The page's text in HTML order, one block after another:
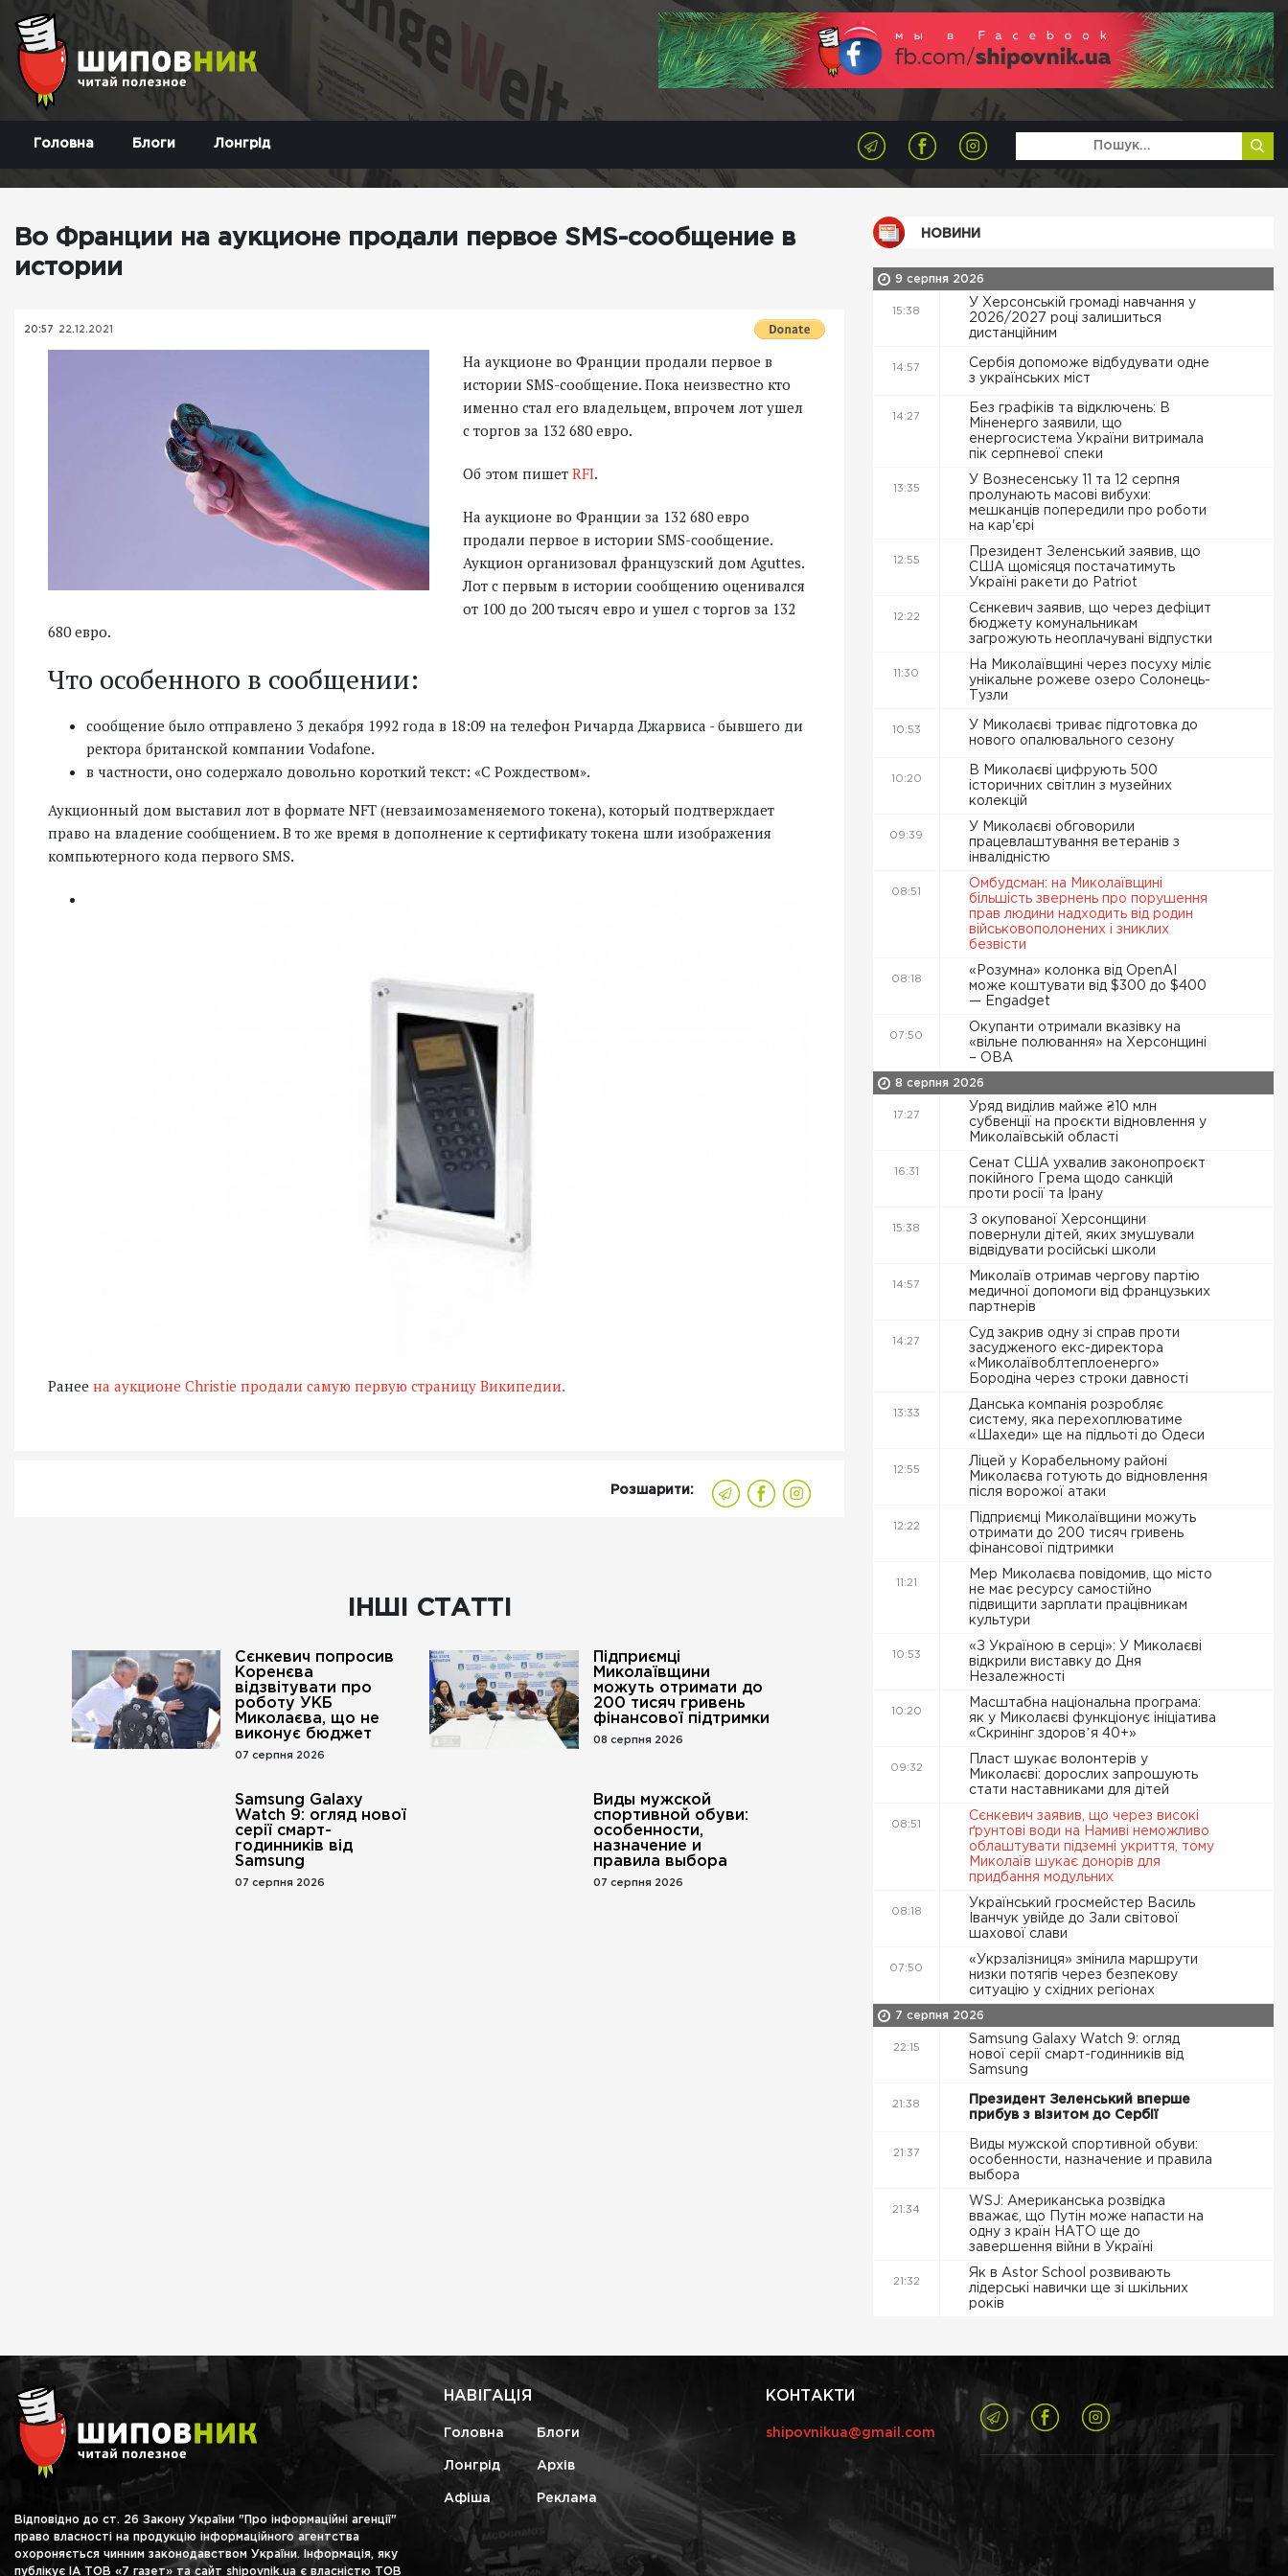
Головна Блоги Лонгрід
Во Франции на аукционе продали первое SMS-сообщение в
истории
20:57 22.12.2021
На аукционе во Франции продали первое в
истории SMS-сообщение. Пока неизвестно кто
именно стал его владельцем, впрочем лот ушел
с торгов за 132 680 евро.
Об этом пишет RFI.
На аукционе во Франции за 132 680 евро
продали первое в истории SMS-сообщение.
Аукцион организовал французский дом Aguttes.
Лот с первым в истории сообщению оценивался
от 100 до 200 тысяч евро и ушел с торгов за 132
680 евро.
Что особенного в сообщении:
сообщение было отправлено 3 декабря 1992 года в 18:09 на телефон Ричарда Джарвиса - бывшего ди
ректора британской компании Vodafone.
в частности, оно содержало довольно короткий текст: «С Рождеством».
Аукционный дом выставил лот в формате NFT (невзаимозаменяемого токена), который подтверждает
право на владение сообщением. В то же время в дополнение к сертификату токена шли изображения
компьютерного кода первого SMS.
Ранее на аукционе Christie продали самую первую страницу Википедии.
Розшарити:
ІНШІ СТАТТІ
Сєнкевич попросив
Коренєва
відзвітувати про
роботу УКБ
Миколаєва, що не
виконує бюджет
07 серпня 2026
Підприємці
Миколаївщини
можуть отримати до
200 тисяч гривень
фінансової підтримки
08 серпня 2026
Samsung Galaxy
Watch 9: огляд нової
серії смарт-
годинників від
Samsung
07 серпня 2026
Виды мужской
спортивной обуви:
особенности,
назначение и
правила выбора
07 серпня 2026
НОВИНИ
9 серпня 2026
15:38
У Херсонській громаді навчання у
2026/2027 році залишиться
дистанційним
14:57
Сербія допоможе відбудувати одне
з українських міст
14:27
Без графіків та відключень: В
Міненерго заявили, що
енергосистема України витримала
пік серпневої спеки
13:35
У Вознесенську 11 та 12 серпня
пролунають масові вибухи:
мешканців попередили про роботи
на кар'єрі
12:55
Президент Зеленський заявив, що
США щомісяця постачатимуть
Україні ракети до Patriot
12:22
Сєнкевич заявив, що через дефіцит
бюджету комунальникам
загрожують неоплачувані відпустки
11:30
На Миколаївщині через посуху міліє
унікальне рожеве озеро Солонець-
Тузли
10:53
У Миколаєві триває підготовка до
нового опалювального сезону
10:20
В Миколаєві цифрують 500
історичних світлин з музейних
колекцій
09:39
У Миколаєві обговорили
працевлаштування ветеранів з
інвалідністю
08:51
Омбудсман: на Миколаївщині
більшість звернень про порушення
прав людини надходить від родин
військовополонених і зниклих
безвісти
08:18
«Розумна» колонка від OpenAI
може коштувати від $300 до $400
— Engadget
07:50
Окупанти отримали вказівку на
«вільне полювання» на Херсонщині
– ОВА
8 серпня 2026
17:27
Уряд виділив майже ₴10 млн
субвенції на проєкти відновлення у
Миколаївській області
16:31
Сенат США ухвалив законопроєкт
покійного Грема щодо санкцій
проти росії та Ірану
15:38
З окупованої Херсонщини
повернули дітей, яких змушували
відвідувати російські школи
14:57
Миколаїв отримав чергову партію
медичної допомоги від французьких
партнерів
14:27
Суд закрив одну зі справ проти
засудженого екс-директора
«Миколаївоблтеплоенерго»
Бородіна через строки давності
13:33
Данська компанія розробляє
систему, яка перехоплюватиме
«Шахеди» ще на підльоті до Одеси
12:55
Ліцей у Корабельному районі
Миколаєва готують до відновлення
після ворожої атаки
12:22
Підприємці Миколаївщини можуть
отримати до 200 тисяч гривень
фінансової підтримки
11:21
Мер Миколаєва повідомив, що місто
не має ресурсу самостійно
підвищити зарплати працівникам
культури
10:53
«З Україною в серці»: У Миколаєві
відкрили виставку до Дня
Незалежності
10:20
Масштабна національна програма:
як у Миколаєві функціонує ініціатива
«Скринінг здоровʼя 40+»
09:32
Пласт шукає волонтерів у
Миколаєві: дорослих запрошують
стати наставниками для дітей
08:51
Сєнкевич заявив, що через високі
ґрунтові води на Намиві неможливо
облаштувати підземні укриття, тому
Миколаїв шукає донорів для
придбання модульних
08:18
Український гросмейстер Василь
Іванчук увійде до Зали світової
шахової слави
07:50
«Укрзалізниця» змінила маршрути
низки потягів через безпекову
ситуацію у східних регіонах
7 серпня 2026
22:15
Samsung Galaxy Watch 9: огляд
нової серії смарт-годинників від
Samsung
21:38
Президент Зеленський вперше
прибув з візитом до Сербії
21:37
Виды мужской спортивной обуви:
особенности, назначение и правила
выбора
21:34
WSJ: Американська розвідка
вважає, що Путін може напасти на
одну з країн НАТО ще до
завершення війни в Україні
21:32
Як в Astor School розвивають
лідерські навички ще зі шкільних
років
Відповідно до ст. 26 Закону України "Про інформаційні агенції"
право власності на продукцію інформаційного агентства
охороняється чинним законодавством України. Інформація, яку
публікує ІА ТОВ «7 газет» та сайт shipovnik.ua є власністю ТОВ
НАВІГАЦІЯ
Головна Блоги
Лонгрід Архів
Афіша Реклама
КОНТАКТИ
shipovnikua@gmail.com